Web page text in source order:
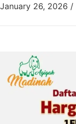
January 26, 2026 /